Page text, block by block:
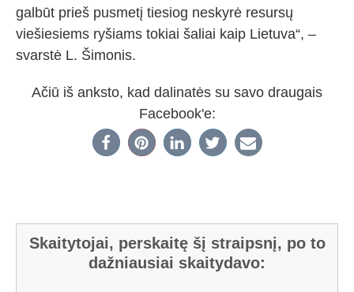
galbūt prieš pusmetį tiesiog neskyrė resursų
viešiesiems ryšiams tokiai šaliai kaip Lietuva“, –
svarstė L. Šimonis.
Ačiū iš anksto, kad dalinatės su savo draugais
Facebook'e:
Skaitytojai, perskaitę šį straipsnį, po to
dažniausiai skaitydavo: